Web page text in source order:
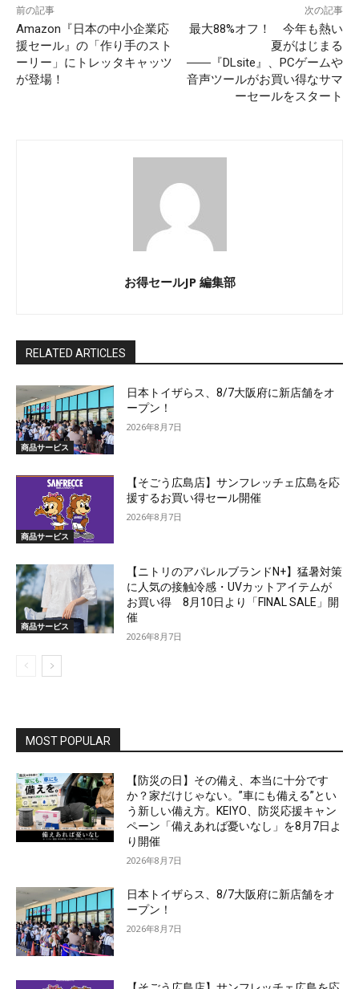
前の記事
Amazon『⽇本の中⼩企業応
援セール』の「作り⼿のスト
ーリー」にトレッタキャッツ
が登場！
次の記事
最大88%オフ！ 今年も熱い
夏がはじまる
――『DLsite』、PCゲームや
音声ツールがお買い得なサマ
ーセールをスタート
お得セールJP 編集部
RELATED ARTICLES
商品サービス
日本トイザらス、8/7大阪府に新店舗をオ
ープン！
2026年8月7日
商品サービス
【そごう広島店】サンフレッチェ広島を応
援するお買い得セール開催
2026年8月7日
商品サービス
【ニトリのアパレルブランドN+】猛暑対策
に人気の接触冷感・UVカットアイテムが
お買い得 8月10日より「FINAL SALE」開
催
2026年8月7日
MOST POPULAR
【防災の日】その備え、本当に十分です
か？家だけじゃない。”車にも備える”とい
う新しい備え方。KEIYO、防災応援キャン
ペーン「備えあれば憂いなし」を8月7日よ
り開催
2026年8月7日
日本トイザらス、8/7大阪府に新店舗をオ
ープン！
2026年8月7日